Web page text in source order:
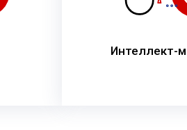
Интеллект-